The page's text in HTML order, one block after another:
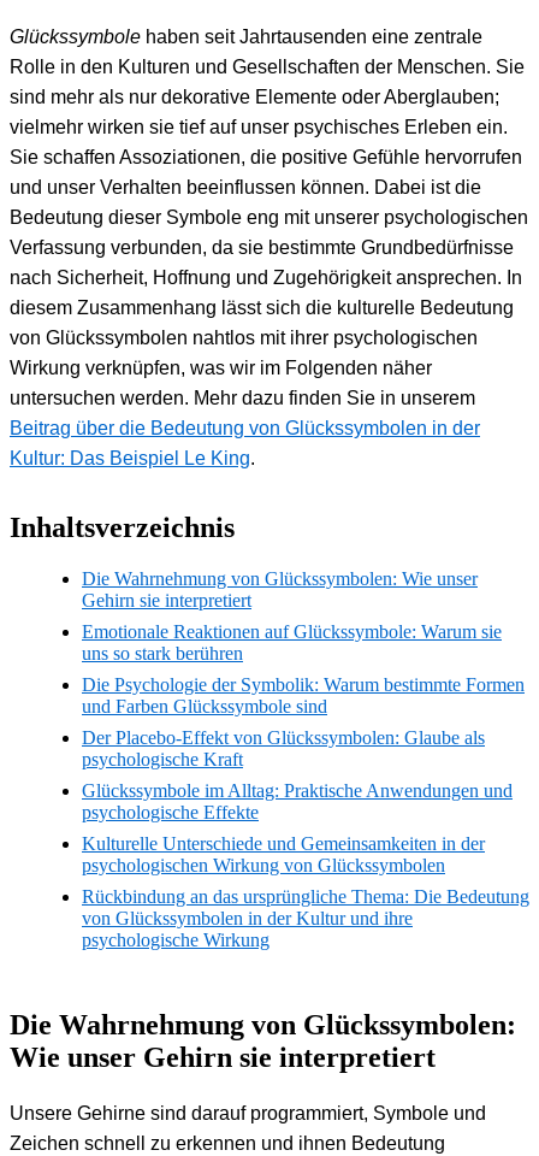
Glückssymbole haben seit Jahrtausenden eine zentrale
Rolle in den Kulturen und Gesellschaften der Menschen. Sie
sind mehr als nur dekorative Elemente oder Aberglauben;
vielmehr wirken sie tief auf unser psychisches Erleben ein.
Sie schaffen Assoziationen, die positive Gefühle hervorrufen
und unser Verhalten beeinflussen können. Dabei ist die
Bedeutung dieser Symbole eng mit unserer psychologischen
Verfassung verbunden, da sie bestimmte Grundbedürfnisse
nach Sicherheit, Hoffnung und Zugehörigkeit ansprechen. In
diesem Zusammenhang lässt sich die kulturelle Bedeutung
von Glückssymbolen nahtlos mit ihrer psychologischen
Wirkung verknüpfen, was wir im Folgenden näher
untersuchen werden. Mehr dazu finden Sie in unserem
Beitrag über die Bedeutung von Glückssymbolen in der
Kultur: Das Beispiel Le King.
Inhaltsverzeichnis
Die Wahrnehmung von Glückssymbolen: Wie unser
Gehirn sie interpretiert
Emotionale Reaktionen auf Glückssymbole: Warum sie
uns so stark berühren
Die Psychologie der Symbolik: Warum bestimmte Formen
und Farben Glückssymbole sind
Der Placebo-Effekt von Glückssymbolen: Glaube als
psychologische Kraft
Glückssymbole im Alltag: Praktische Anwendungen und
psychologische Effekte
Kulturelle Unterschiede und Gemeinsamkeiten in der
psychologischen Wirkung von Glückssymbolen
Rückbindung an das ursprüngliche Thema: Die Bedeutung
von Glückssymbolen in der Kultur und ihre
psychologische Wirkung
Die Wahrnehmung von Glückssymbolen:
Wie unser Gehirn sie interpretiert
Unsere Gehirne sind darauf programmiert, Symbole und
Zeichen schnell zu erkennen und ihnen Bedeutung